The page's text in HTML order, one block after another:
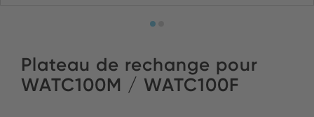
Plateau de rechange pour
WATC100M / WATC100F